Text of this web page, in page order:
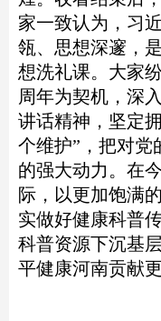
家一致认为，习
瓴、思想深邃，
想洗礼课。大家
周年为契机，深
讲话精神，坚定
个维护”，把对党
的强大动力。在
际，以更加饱满
实做好健康科普
科普资源下沉基
平健康河南贡献更